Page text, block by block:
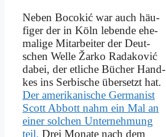
Ne­ben Bo­co­kić war auch häu­
fi­ger der in Köln le­ben­de ehe­
ma­li­ge Mit­ar­bei­ter der Deut­
schen Wel­le Žar­ko Rad­ako­vić
da­bei, der et­li­che Bü­cher Hand­
kes ins Ser­bi­sche über­setzt hat.
Der ame­ri­ka­ni­sche Ger­ma­nist
Scott Ab­bott nahm ein Mal an
ei­ner sol­chen Un­ter­neh­mung
teil. Drei Mo­na­te nach dem